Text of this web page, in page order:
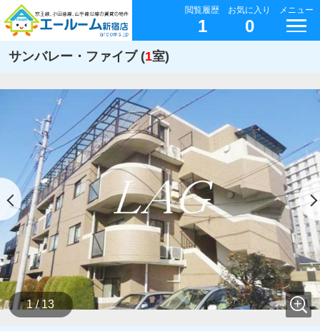
閲覧履歴
1
お気に入り
0
メニュー
サンバレー・ファイブ (1室)
1 / 13